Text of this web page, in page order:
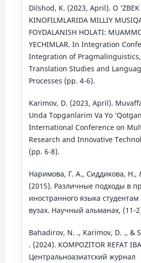
Dilshod, K. (2023, April). O ‘ZBEK
KINOFILMLARIDA MILLIY
FOYDALANISH HOLATI:
YECHIMLAR. In Integration
Integration of
Translation Studies and
Processes (pp. 4-6).
Karimov, D. (2023, April).
Unda Topganlarim Va Yo
International Conference on
Research and Innovative
(pp. 6-8).
Наримова, Г. А., Сиддикова, Н.,
(2015). Различные подходы в
иностранного языка
вузах. Научный альманах, (11-
Bahadirov, N. ., Karimov, D. ., &
. (2024). KOMPOZITOR REFAT
Центральноазиатский журнал